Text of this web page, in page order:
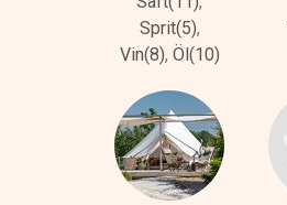
Sprit(5),
Vin(8), Öl(10)